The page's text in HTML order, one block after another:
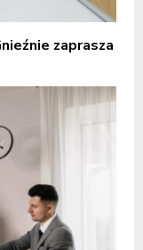
zaprasza